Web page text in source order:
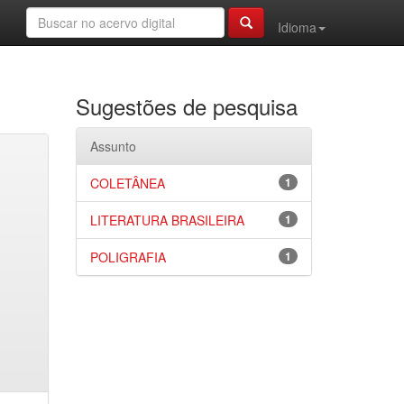
Idioma
Sugestões de pesquisa
Assunto
1
COLETÂNEA
1
LITERATURA BRASILEIRA
1
POLIGRAFIA